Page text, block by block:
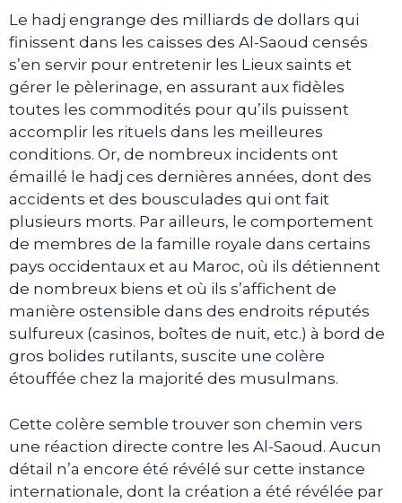
Le hadj engrange des milliards de dollars qui
finissent dans les caisses des Al-Saoud censés
s’en servir pour entretenir les Lieux saints et
gérer le pèlerinage, en assurant aux fidèles
toutes les commodités pour qu’ils puissent
accomplir les rituels dans les meilleures
conditions. Or, de nombreux incidents ont
émaillé le hadj ces dernières années, dont des
accidents et des bousculades qui ont fait
plusieurs morts. Par ailleurs, le comportement
de membres de la famille royale dans certains
pays occidentaux et au Maroc, où ils détiennent
de nombreux biens et où ils s’affichent de
manière ostensible dans des endroits réputés
sulfureux (casinos, boîtes de nuit, etc.) à bord de
gros bolides rutilants, suscite une colère
étouffée chez la majorité des musulmans.
Cette colère semble trouver son chemin vers
une réaction directe contre les Al-Saoud. Aucun
détail n’a encore été révélé sur cette instance
internationale, dont la création a été révélée par